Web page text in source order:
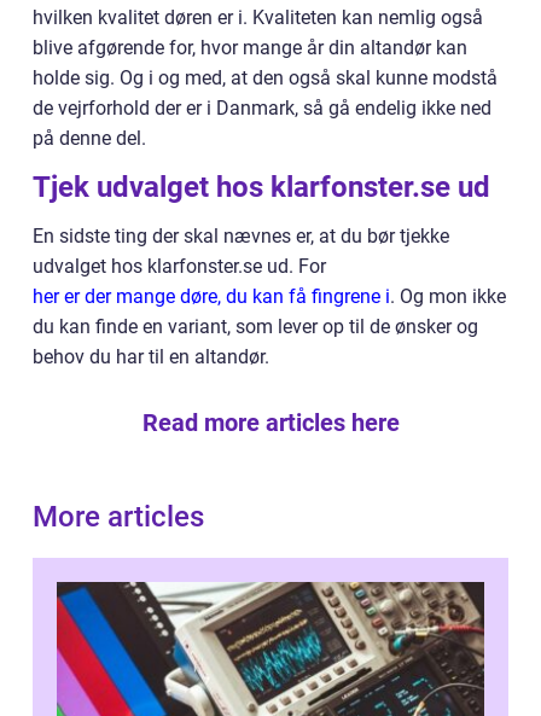
hvilken kvalitet døren er i. Kvaliteten kan nemlig også
blive afgørende for, hvor mange år din altandør kan
holde sig. Og i og med, at den også skal kunne modstå
de vejrforhold der er i Danmark, så gå endelig ikke ned
på denne del.
Tjek udvalget hos klarfonster.se ud
En sidste ting der skal nævnes er, at du bør tjekke
udvalget hos klarfonster.se ud. For
her er der mange døre, du kan få fingrene i. Og mon ikke
du kan finde en variant, som lever op til de ønsker og
behov du har til en altandør.
Read more articles here
More articles